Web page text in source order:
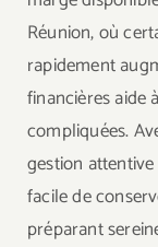
Réunion, où
rapidement
financières aide
compliquées.
gestion
facile de
préparant